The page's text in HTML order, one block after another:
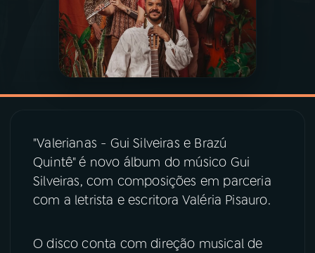
PROGRAMAS
PODCASTS
07ÚLTIMAS
08PRÊMIO RÁDIO MEC
"Valerianas - Gui Silveiras e Brazú
Quintê" é novo álbum do músico Gui
Silveiras, com composições em parceria
com a letrista e escritora Valéria Pisauro.
O disco conta com direção musical de